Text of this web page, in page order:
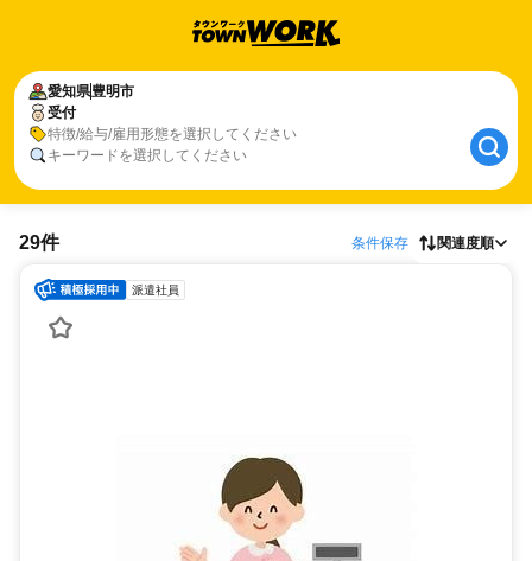
愛知県豊明市
受付
特徴/給与/雇用形態を選択してください
キーワードを選択してください
29件 条件保存 関連度順
派遣社員